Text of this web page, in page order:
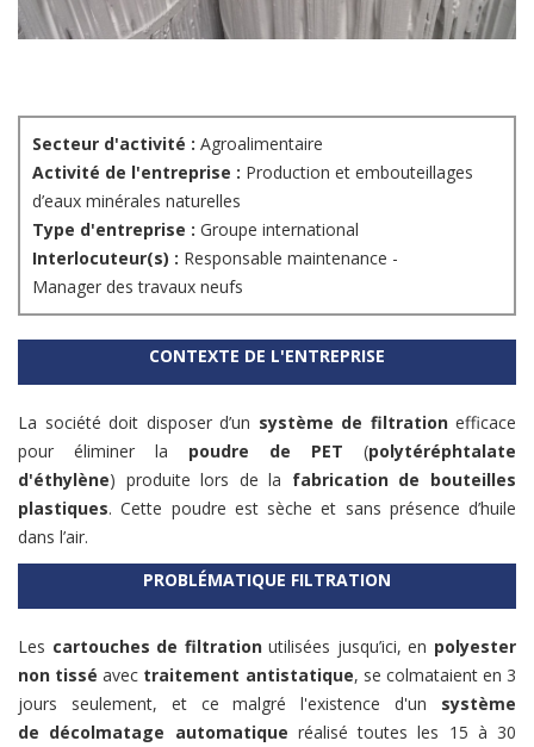
Secteur d'activité : Agroalimentaire
Activité de l'entreprise : Production et embouteillages
d’eaux minérales naturelles
Type d'entreprise : Groupe international
Interlocuteur(s) : Responsable maintenance -
Manager des travaux neufs
CONTEXTE DE L'ENTREPRISE
La société doit disposer d’un système de filtrationefficace
pour éliminer la poudre de PET (polytéréphtalate
d'éthylène) produite lors de la fabrication de bouteilles
plastiques. Cette poudre est sèche et sans présence d’huile
dans l’air.
PROBLÉMATIQUE FILTRATION
Les cartouches de filtrationutilisées jusqu’ici, en polyester
non tissé avec traitement antistatique, se colmataient en 3
jours seulement, et ce malgré l'existence d'un système
de décolmatage automatique réalisé toutes les 15 à 30